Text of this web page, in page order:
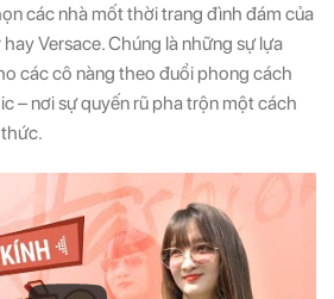
các nhà mốt thời trang đình đám của
Versace. Chúng là những sự lựa
các cô nàng theo đuổi phong cách
– nơi sự quyến rũ pha trộn một cách